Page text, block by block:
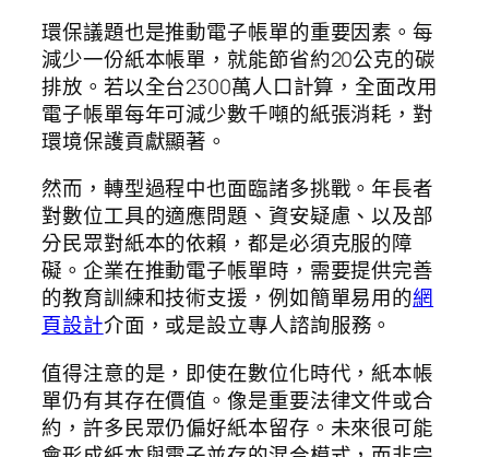
環保議題也是推動電子帳單的重要因素。每
減少一份紙本帳單，就能節省約20公克的碳
排放。若以全台2300萬人口計算，全面改用
電子帳單每年可減少數千噸的紙張消耗，對
環境保護貢獻顯著。
然而，轉型過程中也面臨諸多挑戰。年長者
對數位工具的適應問題、資安疑慮、以及部
分民眾對紙本的依賴，都是必須克服的障
礙。企業在推動電子帳單時，需要提供完善
的教育訓練和技術支援，例如簡單易用的網
頁設計介面，或是設立專人諮詢服務。
值得注意的是，即使在數位化時代，紙本帳
單仍有其存在價值。像是重要法律文件或合
約，許多民眾仍偏好紙本留存。未來很可能